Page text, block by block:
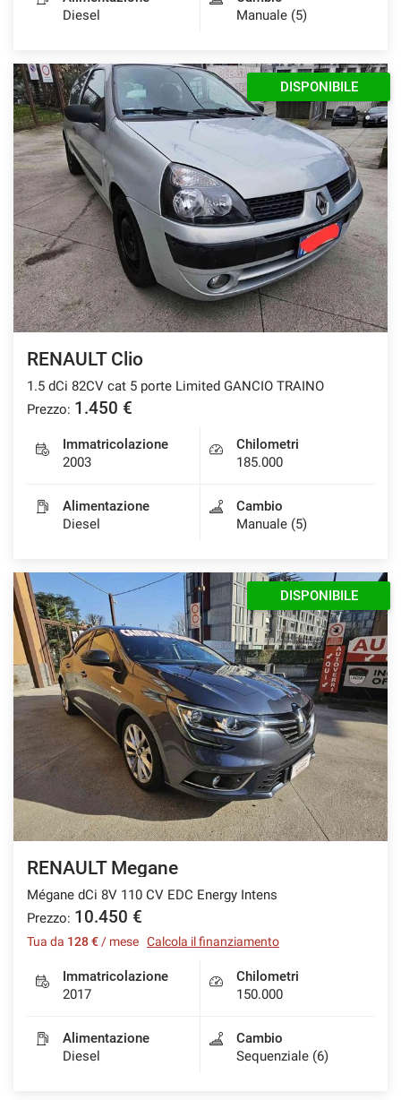
Diesel
Manuale (5)
DISPONIBILE
RENAULT Clio
1.5 dCi 82CV cat 5 porte Limited GANCIO TRAINO
Prezzo: 1.450 €
Immatricolazione
2003
Chilometri
185.000
Alimentazione
Diesel
Cambio
Manuale (5)
DISPONIBILE
RENAULT Megane
Mégane dCi 8V 110 CV EDC Energy Intens
Prezzo: 10.450 €
Tua da 128 € / mese Calcola il finanziamento
Immatricolazione
2017
Chilometri
150.000
Alimentazione
Diesel
Cambio
Sequenziale (6)